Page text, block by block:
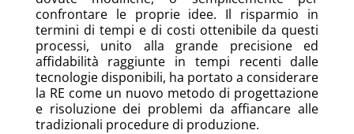
confrontare le proprie idee. Il risparmio in
termini di tempi e di costi ottenibile da questi
processi, unito alla grande precisione ed
affidabilità raggiunte in tempi recenti dalle
tecnologie disponibili, ha portato a considerare
la RE come un nuovo metodo di progettazione
e risoluzione dei problemi da affiancare alle
tradizionali procedure di produzione.